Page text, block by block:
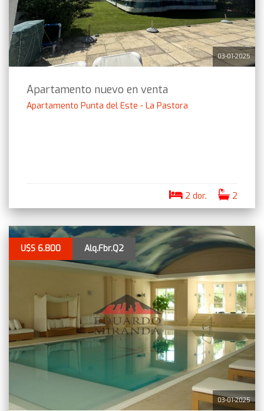
03-01-2025
Apartamento nuevo en venta
Apartamento Punta del Este - La Pastora
2 dor. 2
03-01-2025
U$S 6.800 Alq.Fbr.Q2